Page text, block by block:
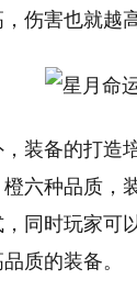
伤害也就越
装备的打造
六种品质，
同时玩家可
质的装备。